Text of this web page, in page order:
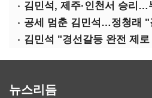
공세 멈춘 김민석…정청래 "
뉴스리듬